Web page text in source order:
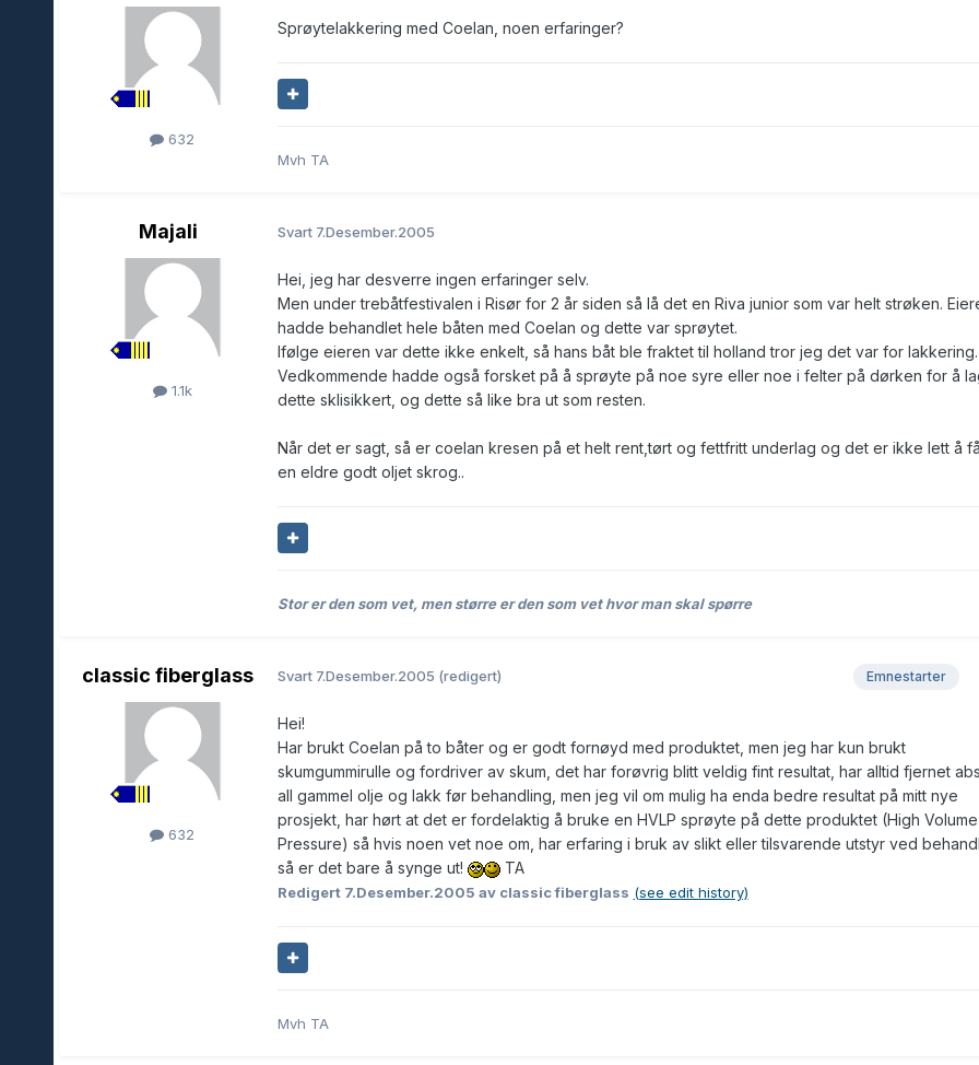
632
Sprøytelakkering med Coelan, noen erfaringer?
Mvh TA
Majali
1.1k
Svart 7.Desember.2005
Hei, jeg har desverre ingen erfaringer selv.
Men under trebåtfestivalen i Risør for 2 år siden så lå det en Riva junior som var helt strøken.
hadde behandlet hele båten med Coelan og dette var sprøytet.
Ifølge eieren var dette ikke enkelt, så hans båt ble fraktet til holland tror jeg det var for lakkering.
Vedkommende hadde også forsket på å sprøyte på noe syre eller noe i felter på dørken for å
dette sklisikkert, og dette så like bra ut som resten.
Når det er sagt, så er coelan kresen på et helt rent,tørt og fettfritt underlag og det er ikke lett å
en eldre godt oljet skrog..
Stor er den som vet, men større er den som vet hvor man skal spørre
classic fiberglass
632
Emnestarter
Svart 7.Desember.2005 (redigert)
Hei!
Har brukt Coelan på to båter og er godt fornøyd med produktet, men jeg har kun brukt
skumgummirulle og fordriver av skum, det har forøvrig blitt veldig fint resultat, har alltid fjernet
all gammel olje og lakk før behandling, men jeg vil om mulig ha enda bedre resultat på mitt nye
prosjekt, har hørt at det er fordelaktig å bruke en HVLP sprøyte på dette produktet (High
Pressure) så hvis noen vet noe om, har erfaring i bruk av slikt eller tilsvarende utstyr ved
så er det bare å synge ut!
TA
Redigert 7.Desember.2005 av classic fiberglass (see edit history)
Mvh TA